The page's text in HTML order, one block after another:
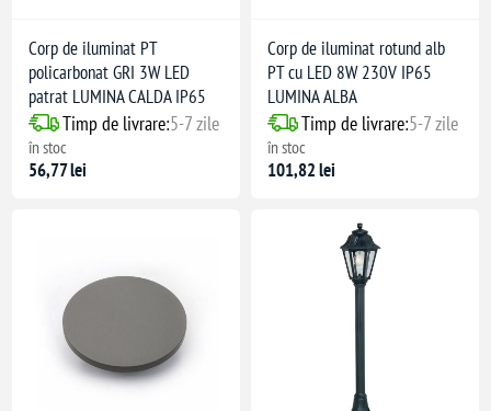
Corp de iluminat PT
policarbonat GRI 3W LED
patrat LUMINA CALDA IP65
Timp de livrare:5-7 zile
în stoc
56,77 lei
Corp de iluminat rotund alb
PT cu LED 8W 230V IP65
LUMINA ALBA
Timp de livrare:5-7 zile
în stoc
101,82 lei